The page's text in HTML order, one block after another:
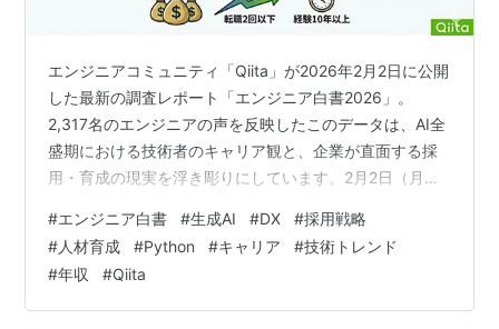
エンジニアコミュニティ「Qiita」が2026年2月2日に公開
した最新の調査レポート「エンジニア白書2026」。
2,317名のエンジニアの声を反映したこのデータは、AI全
盛期における技術者のキャリア観と、企業が直面する採
用・育成の現実を浮き彫りにしています。2月2日（月）
ジニアコミュニティ「Qiita」が2,317名のユーザーを対象
に、大規模アンケート調査を実施。言語やツールのトレ
ンド・年収・転職・働き方・生成AIの利用などを解析サ
ンプル数：2,317■ 生成AI時代こそ「基礎力」への回帰最
#エンジニア白書 #生成AI #DX #採用戦略
#人材育成 #Python #キャリア #技術トレンド
#年収 #Qiita